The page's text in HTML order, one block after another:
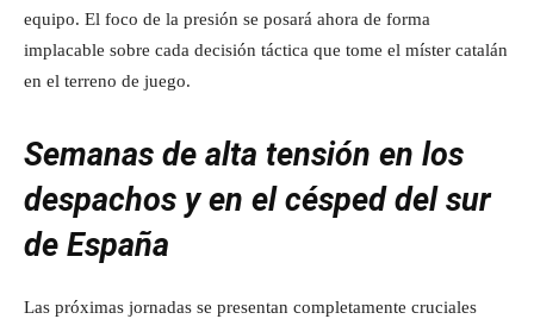
equipo. El foco de la presión se posará ahora de forma
implacable sobre cada decisión táctica que tome el míster catalán
en el terreno de juego.
Semanas de alta tensión en los
despachos y en el césped del sur
de España
Las próximas jornadas se presentan completamente cruciales